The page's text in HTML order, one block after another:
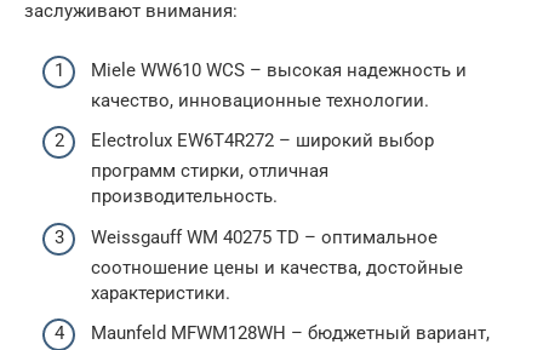
заслуживают внимания:
Miele WW610 WCS – высокая надежность и
качество, инновационные технологии.
Electrolux EW6T4R272 – широкий выбор
программ стирки, отличная
производительность.
Weissgauff WM 40275 TD – оптимальное
соотношение цены и качества, достойные
характеристики.
Maunfeld MFWM128WH – бюджетный вариант,